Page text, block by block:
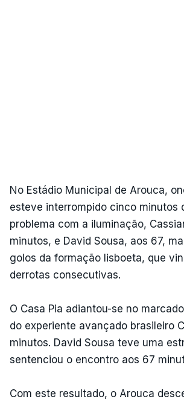
No Estádio Municipal de Arouca,
esteve interrompido cinco minutos
problema com a iluminação,
minutos, e David Sousa, aos 67,
golos da formação lisboeta, que
derrotas consecutivas.
O Casa Pia adiantou-se no
do experiente avançado brasileiro
minutos. David Sousa teve uma
sentenciou o encontro aos 67
Com este resultado, o Arouca